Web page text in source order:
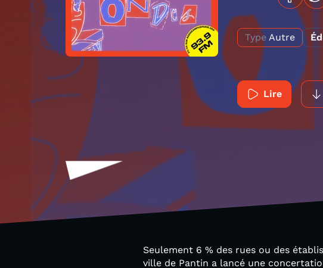
Type Autre
Lire
Seulement 6 % des rues ou des
ville de Pantin a lancé une